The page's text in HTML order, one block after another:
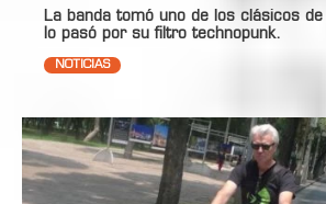
La banda tomó uno de los clásicos
lo pasó por su filtro technopunk.
NOTICIAS